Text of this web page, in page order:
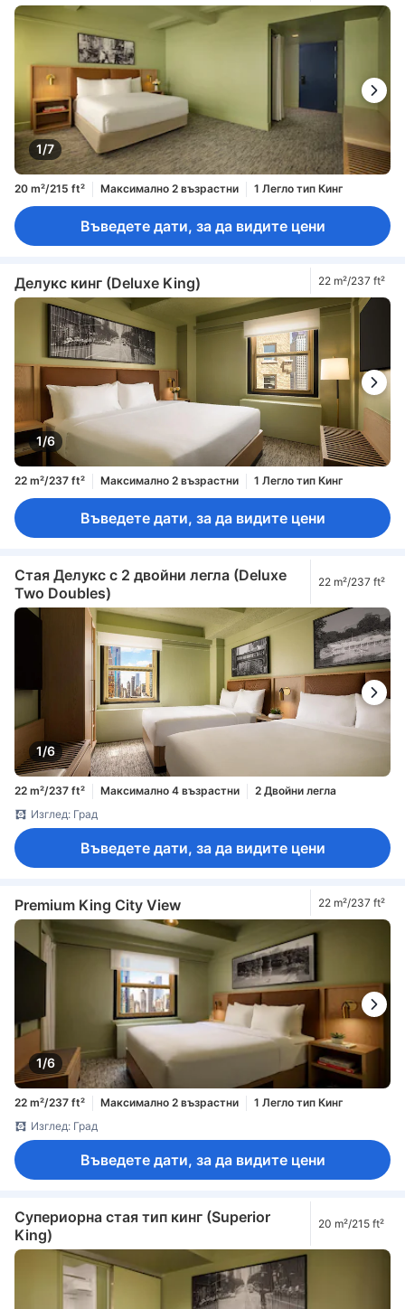
1/7
20 m²/215 ft² Максимално 2 възрастни 1 Легло тип Кинг
Въведете дати, за да видите цени
Делукс кинг (Deluxe King) 22 m²/237 ft²
1/6
22 m²/237 ft² Максимално 2 възрастни 1 Легло тип Кинг
Въведете дати, за да видите цени
Стая Делукс с 2 двойни легла (Deluxe
Two Doubles)
22 m²/237 ft²
1/6
22 m²/237 ft² Максимално 4 възрастни
2 Двойни легла
Изглед: Град
Въведете дати, за да видите цени
Premium King City View 22 m²/237 ft²
1/6
22 m²/237 ft² Максимално 2 възрастни
1 Легло тип Кинг
Изглед: Град
Въведете дати, за да видите цени
Супериорна стая тип кинг (Superior
King)
20 m²/215 ft²